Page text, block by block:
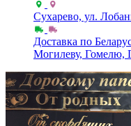
Сухарево, ул.
Доставка по
Могилеву, Гомелю,